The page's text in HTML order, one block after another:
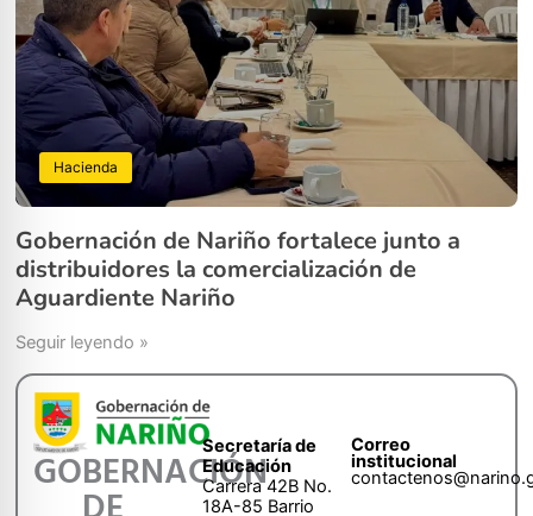
Hacienda
Gobernación de Nariño fortalece junto a
distribuidores la comercialización de
Aguardiente Nariño
Seguir leyendo »
GOBERNACIÓN
Secretaría de
Educación
Carrera 42B No.
18A-85 Barrio
Correo
institucional